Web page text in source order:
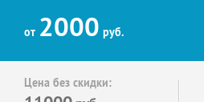
от 2000 руб.
Цена без скидки: